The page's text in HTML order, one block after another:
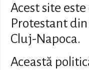
Acest site
Protestant
Cluj-Napoca.
Această